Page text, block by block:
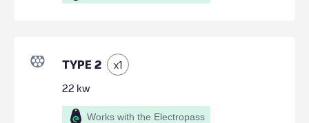
TYPE 2 x1
22 kw
Works with the Electropass